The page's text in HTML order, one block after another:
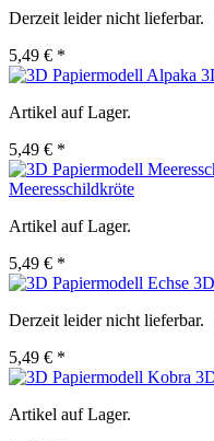
Derzeit leider nicht lieferbar.
5,49 € *
Artikel auf Lager.
5,49 € *
Meeresschildkröte
Artikel auf Lager.
5,49 € *
Derzeit leider nicht lieferbar.
5,49 € *
Artikel auf Lager.